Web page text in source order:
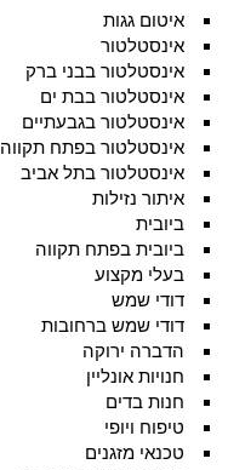
איטום גגות
אינסטלטור
אינסטלטור בבני ברק
אינסטלטור בבת ים
אינסטלטור בגבעתיים
אינסטלטור בפתח תקווה
אינסטלטור בתל אביב
איתור נזילות
ביובית
ביובית בפתח תקווה
בעלי מקצוע
דודי שמש
דודי שמש ברחובות
הדברה ירוקה
חנויות אונליין
חנות בדים
טיפוח ויופי
טכנאי מזגנים